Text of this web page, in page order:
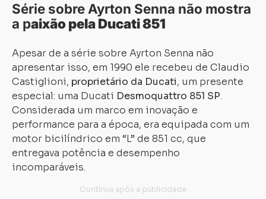
Série sobre Ayrton Senna não mostra
a paixão pela Ducati 851
Apesar de a série sobre Ayrton Senna não
apresentar isso, em 1990 ele recebeu de Claudio
Castiglioni, proprietário da Ducati, um presente
especial: uma Ducati Desmoquattro 851 SP.
Considerada um marco em inovação e
performance para a época, era equipada com um
motor bicilíndrico em “L” de 851 cc, que
entregava potência e desempenho
incomparáveis.